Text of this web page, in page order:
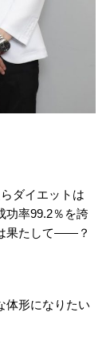
ダイエットは
功率99.2％を誇
果たして――？
体形になりたい